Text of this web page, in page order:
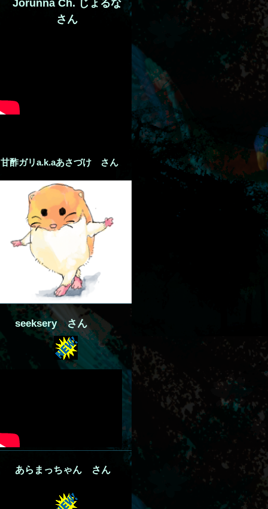
Jorunna Ch. じょるな
さん
甘酢ガリa.k.aあさづけ さん
seeksery さん
あらまっちゃん さん